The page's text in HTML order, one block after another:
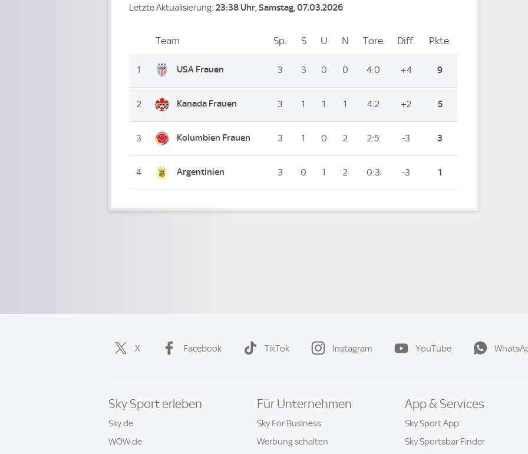
Letzte Aktualisierung: 23:38 Uhr, Samstag, 07.03.2026
PlatzTeam Sp. Spiele
SSiege
U Unentschieden
N Niederlagen
Tore ToreDiff. Differenz
Pkte.
1 USA Frauen 3 3 0 0 4:0 +4 9
2 Kanada Frauen 3 1 1 1 4:2 +2 5
3 Kolumbien Frauen 3 1 0 2 2:5 -3 3
4 Argentinien 3 0 1 2 0:3 -3 1
X Facebook TikTok Instagram YouTube
Sky Sport erleben
Sky.de
WOW.de
Für Unternehmen
Sky For Business
Werbung schalten
App & Services
Sky Sport App
Sky Sportsbar Finder